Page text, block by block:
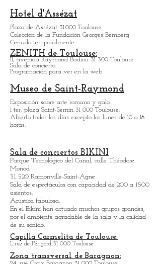
De 9 a 4 horas todos los días.
Información: casinosbarriere.com
Hotel d'Assézat
Plaza de Assézat 31.000 Toulouse.
Colección de la Fundación Georges Bemberg
Cerrado temporalmente.
ZENITH de Toulouse:
11, avenida Raymond Badiou 31 300 Toulouse.
Sala de concierto.
Programación para ver en la web.
Museo de Saint-Raymond
Exposición
horas.
Sala de conciertos BIKINI
Parque Tecnológico del Canal, calle Théodore
Monod
31 520 Ramonville-Saint-Agne
Sala de espectáculos con capacidad de 200 a 1500
asientos.
Acústica fabulosa.
En el Bikini han actuado muchos grupos grandes,
por el ambiente agradable de la sala y la calidad
de su sonido.
Capilla Carmelita de Toulouse: